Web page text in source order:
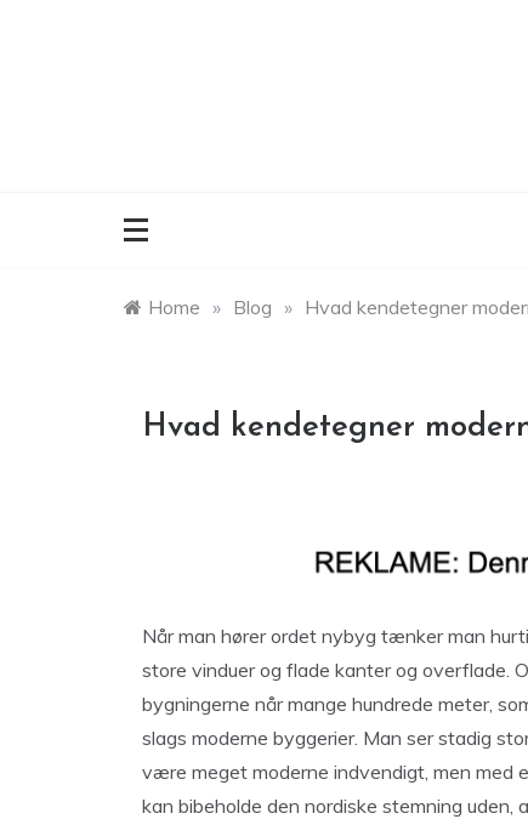
Home » Blog » Hvad kendetegner
Hvad kendetegner
Når man hører ordet nybyg tænker man
store vinduer og flade kanter og overflade.
bygningerne når mange hundrede meter,
slags moderne byggerier. Man ser stadig
være meget moderne indvendigt, men med
kan bibeholde den nordiske stemning